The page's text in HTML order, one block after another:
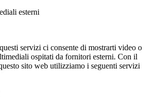
esterni
servizi ci consente di mostrarti video o
ospitati da fornitori esterni. Con il
sito web utilizziamo i seguenti servizi